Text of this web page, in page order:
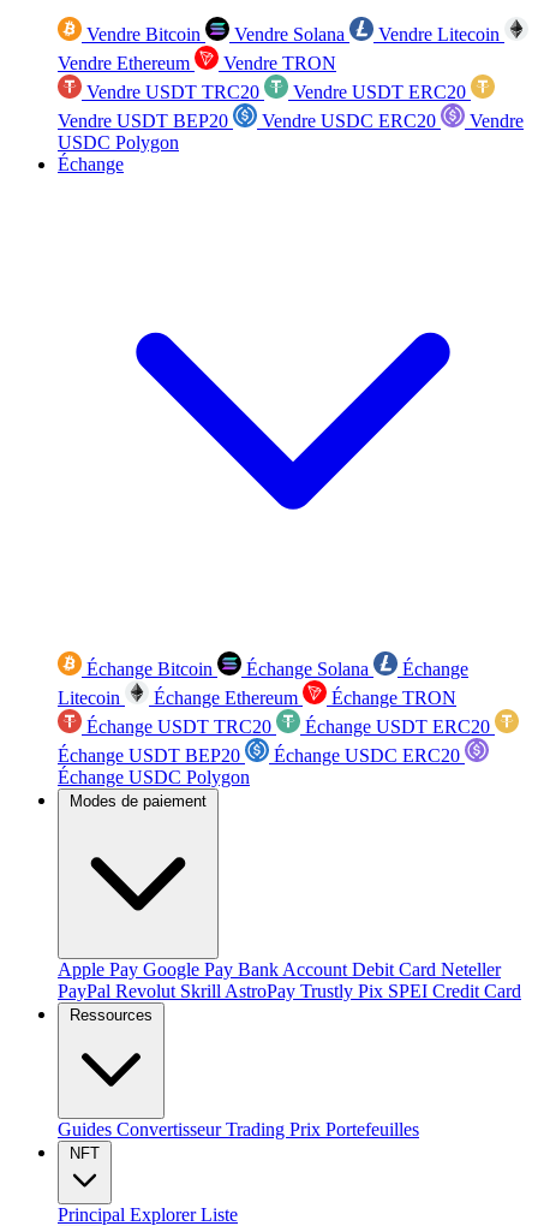
Vendre Bitcoin Vendre Solana
Vendre Litecoin
Vendre Ethereum
Vendre TRON
Vendre USDT TRC20
Vendre USDT ERC20
Vendre USDT BEP20
Vendre USDC ERC20
Vendre
USDC Polygon
Échange
Échange Bitcoin Échange Solana
Échange
Litecoin
Échange Ethereum
Échange TRON
Échange USDT TRC20
Échange USDT ERC20
Échange USDT BEP20
Échange USDC ERC20
Échange USDC Polygon
Modes de paiement
Apple Pay Google Pay Bank Account Debit Card Neteller
PayPal Revolut Skrill AstroPay Trustly Pix SPEI Credit Card
Ressources
Guides ConvertisseurTrading Prix Portefeuilles
NFT
Principal ExplorerListe